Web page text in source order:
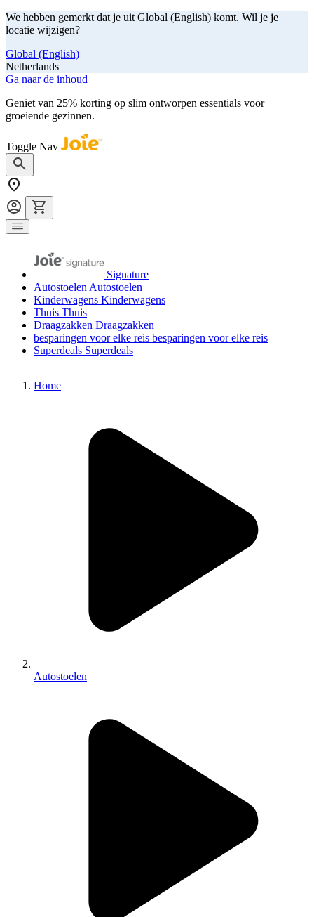
We hebben gemerkt dat je uit Global (English) komt. Wil je je
locatie wijzigen?
Global (English)
Netherlands
Ga naar de inhoud
Geniet van 25% korting op slim ontworpen essentials voor
groeiende gezinnen.
Toggle Nav
Signature
Autostoelen Autostoelen
Kinderwagens Kinderwagens
Thuis Thuis
Draagzakken Draagzakken
besparingen voor elke reis besparingen voor elke reis
Superdeals Superdeals
Home
Autostoelen